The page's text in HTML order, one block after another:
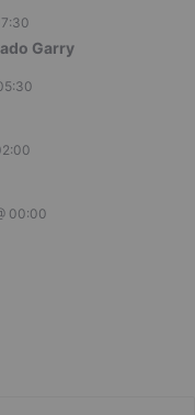
Garry
00:00